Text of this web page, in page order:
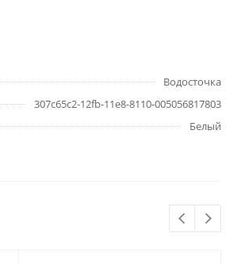
Водосточка
307c65c2-12fb-11e8-8110-005056817803
Белый